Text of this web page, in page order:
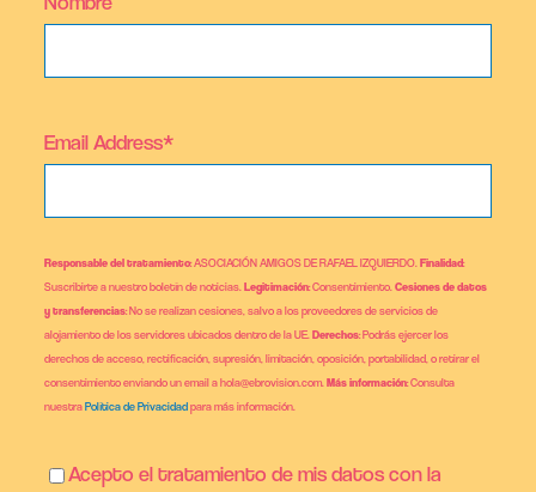
Email Address*
Responsable del tratamiento: ASOCIACIÓN AMIGOS DE RAFAEL IZQUIERDO.Finalidad:
Suscribirte a nuestro boletín de noticias.Legitimación: Consentimiento.Cesiones de datos
y transferencias: No se realizan cesiones, salvo a los proveedores de servicios de
alojamiento de los servidores ubicados dentro de la UE.Derechos: Podrás ejercer los
derechos de acceso, rectificación, supresión, limitación, oposición, portabilidad, o retirar el
consentimiento enviando un email a hola@ebrovision.com.Más información: Consulta
nuestraPolítica de Privacidadpara más información.
Acepto el tratamiento de mis datos con la